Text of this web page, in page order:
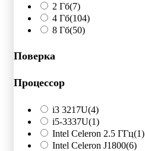
2 Гб(7)
4 Гб(104)
8 Гб(50)
Поверка
Процессор
i3 3217U(4)
i5-3337U(1)
Intel Celeron 2.5 ГГц(1)
Intel Celeron J1800(6)